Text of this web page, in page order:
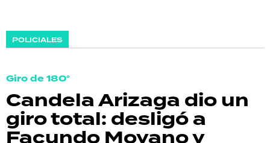
POLICIALES
Giro de 180°
Candela Arizaga dio un
giro total: desligó a
Facundo Moyano y